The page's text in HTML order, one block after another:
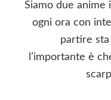
Siamo due anime
ogni ora con
partire
l’importante è